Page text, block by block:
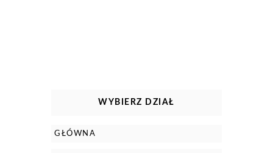
WYBIERZ DZIAŁ
GŁÓWNA